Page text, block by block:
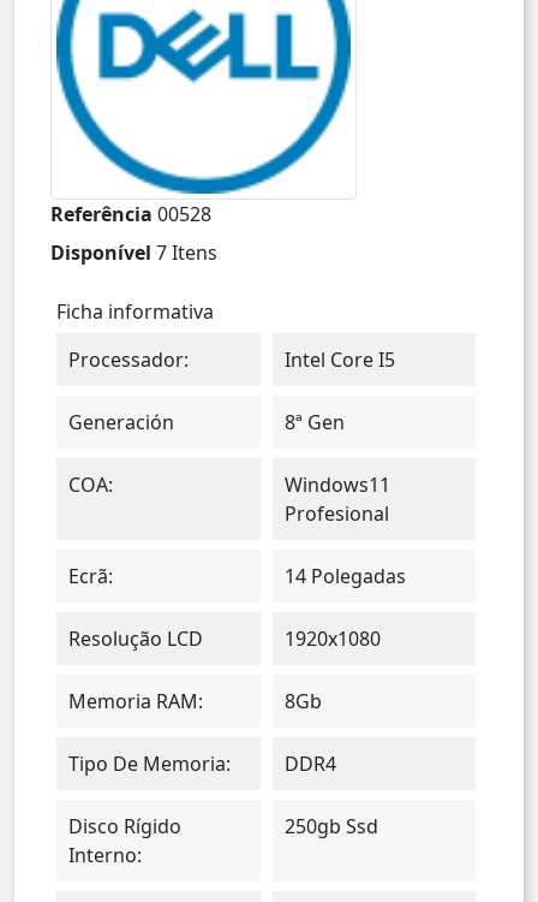
Referência 00528
Disponível 7 Itens
Ficha informativa
Processador:
Intel Core I5
Generación 8ª Gen
COA:
Windows11
Profesional
Ecrã: 14 Polegadas
Resolução LCD 1920x1080
Memoria RAM: 8Gb
Tipo De Memoria: DDR4
Disco Rígido
Interno:
250gb Ssd